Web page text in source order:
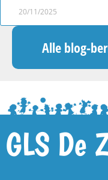
20/11/2025
Alle blog-
GLS De